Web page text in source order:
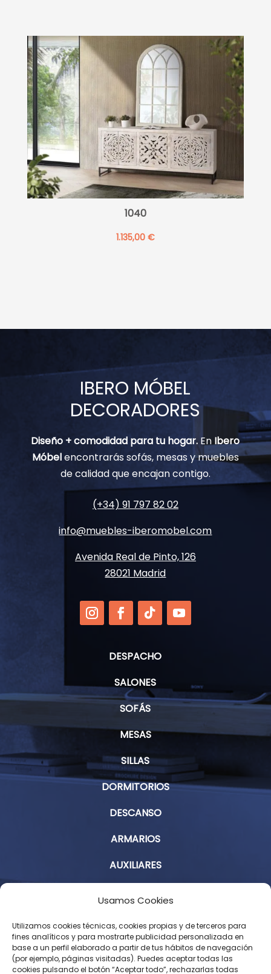
Usamos Cookies
Utilizamos cookies técnicas, cookies propias y de terceros para
fines analíticos y para mostrarte publicidad personalizada en
base a un perfil elaborado a partir de tus hábitos de navegación
(por ejemplo, páginas visitadas). Puedes aceptar todas las
cookies pulsando el botón “Aceptar todo”, rechazarlas todas
1040
1.135,00 €
IBERO MÓBEL
DECORADORES
Diseño + comodidad para tu hogar. EnIbero
Móbelencontrarás sofás, mesas y muebles
de calidad que encajan contigo.
(+34) 91 797 82 02
info@muebles-iberomobel.com
Avenida Real de Pinto, 126
28021 Madrid
DESPACHO
SALONES
SOFÁS
MESAS
SILLAS
DORMITORIOS
DESCANSO
ARMARIOS
AUXILIARES
Aviso Legal
Política de Privacidad
Condiciones Generales de Contratación